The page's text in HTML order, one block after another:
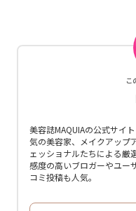
こ
美容誌MAQUIAの公式サイ
気の美容家、メイクアップ
ェッショナルたちによる厳
感度の高いブロガーやユー
コミ投稿も人気。